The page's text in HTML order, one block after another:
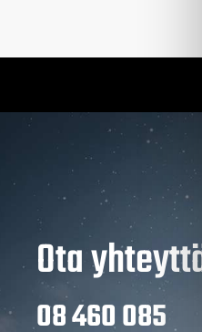
Ota
08 460 085